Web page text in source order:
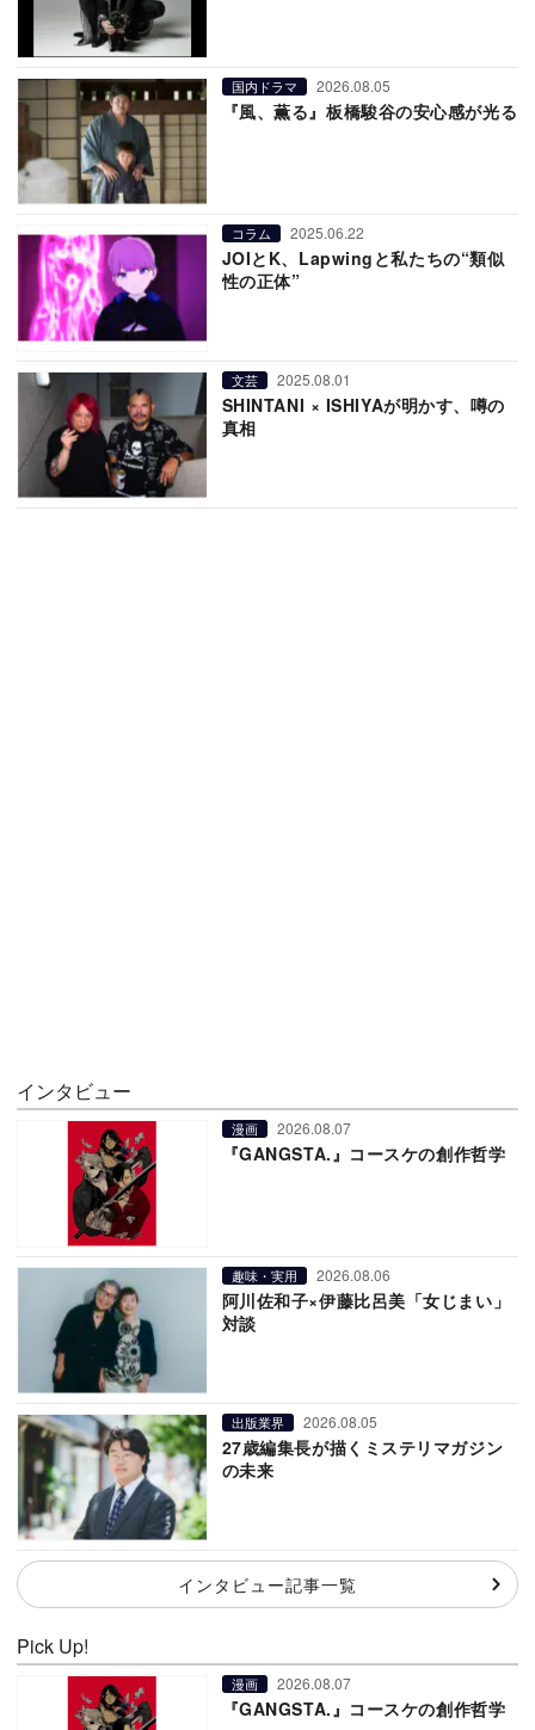
国内ドラマ 2026.08.05
『風、薫る』板橋駿谷の安心感が光る
コラム 2025.06.22
JOIとK、Lapwingと私たちの“類似
性の正体”
文芸 2025.08.01
SHINTANI × ISHIYAが明かす、噂の
真相
インタビュー
漫画 2026.08.07
『GANGSTA.』コースケの創作哲学
趣味・実用 2026.08.06
阿川佐和子×伊藤比呂美「女じまい」
対談
出版業界 2026.08.05
27歳編集長が描くミステリマガジン
の未来
インタビュー記事一覧
Pick Up!
漫画 2026.08.07
『GANGSTA.』コースケの創作哲学